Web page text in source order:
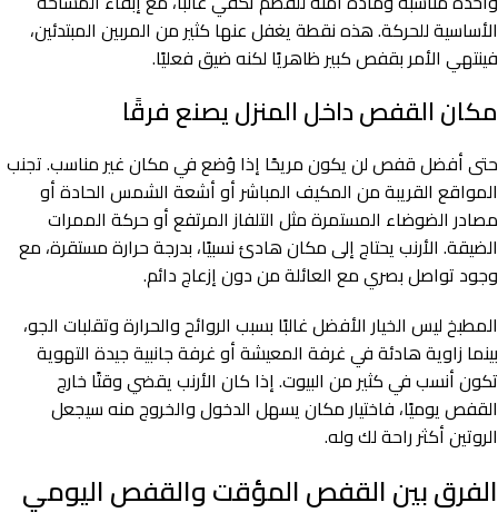
الأساسية للحركة. هذه نقطة يغفل عنها كثير من المربين المبتدئين،
فينتهي الأمر بقفص كبير ظاهريًا لكنه ضيق فعليًا.
مكان القفص داخل المنزل يصنع فرقًا
حتى أفضل قفص لن يكون مريحًا إذا وُضع في مكان غير مناسب. تجنب
المواقع القريبة من المكيف المباشر أو أشعة الشمس الحادة أو
مصادر الضوضاء المستمرة مثل التلفاز المرتفع أو حركة الممرات
الضيقة. الأرنب يحتاج إلى مكان هادئ نسبيًا، بدرجة حرارة مستقرة، مع
وجود تواصل بصري مع العائلة من دون إزعاج دائم.
المطبخ ليس الخيار الأفضل غالبًا بسبب الروائح والحرارة وتقلبات الجو،
بينما زاوية هادئة في غرفة المعيشة أو غرفة جانبية جيدة التهوية
تكون أنسب في كثير من البيوت. إذا كان الأرنب يقضي وقتًا خارج
القفص يوميًا، فاختيار مكان يسهل الدخول والخروج منه سيجعل
الروتين أكثر راحة لك وله.
الفرق بين القفص المؤقت والقفص اليومي